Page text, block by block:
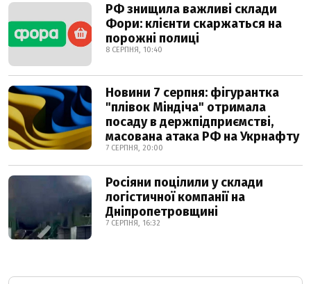
РФ знищила важливі склади
Фори: клієнти скаржаться на
порожні полиці
8 СЕРПНЯ, 10:40
Новини 7 серпня: фігурантка
"плівок Міндіча" отримала
посаду в держпідприємстві,
масована атака РФ на Укрнафту
7 СЕРПНЯ, 20:00
Росіяни поцілили у склади
логістичної компанії на
Дніпропетровщині
7 СЕРПНЯ, 16:32